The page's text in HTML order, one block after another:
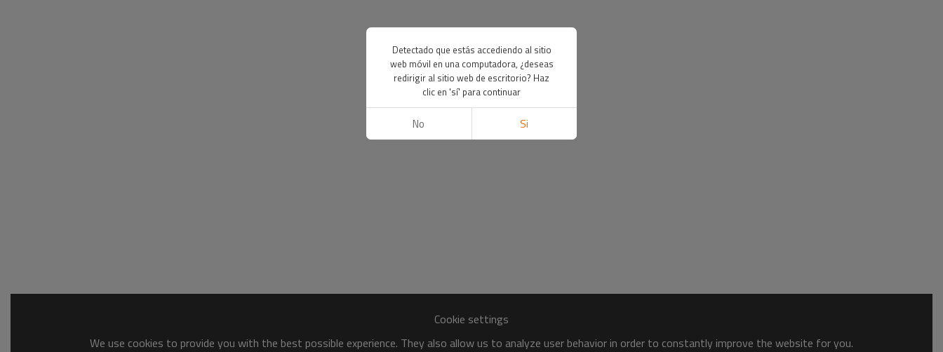
Cookie settings
We use cookies to provide you with the best possible experience. They also allow us to analyze user behavior in order to constantly improve the website for you.
Detectado que estás accediendo al sitio
web móvil en una computadora, ¿deseas
redirigir al sitio web de escritorio? Haz
clic en 'sí' para continuar
No Si